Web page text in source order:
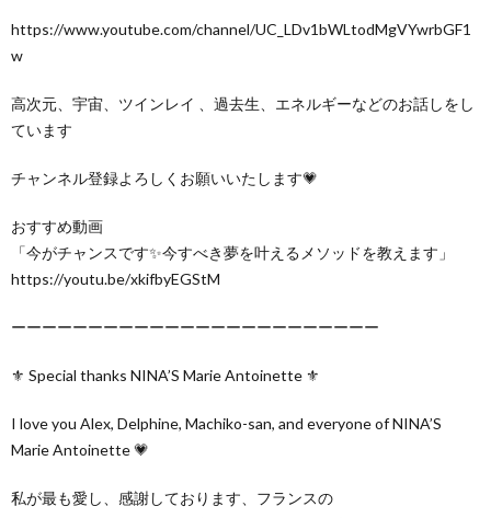
https://www.youtube.com/channel/UC_LDv1bWLtodMgVYwrbGF1
w
高次元、宇宙、ツインレイ 、過去生、エネルギーなどのお話しをし
ています
チャンネル登録よろしくお願いいたします💗
おすすめ動画
「今がチャンスです✨今すべき夢を叶えるメソッドを教えます」
https://youtu.be/xkifbyEGStM
ーーーーーーーーーーーーーーーーーーーーーーーー
⚜️ Special thanks NINA’S Marie Antoinette ⚜️
I love you Alex, Delphine, Machiko-san, and everyone of NINA’S
Marie Antoinette 💗
私が最も愛し、感謝しております、フランスの